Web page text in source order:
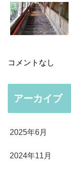
コメントなし
アーカイブ
2025年6月
2024年11月